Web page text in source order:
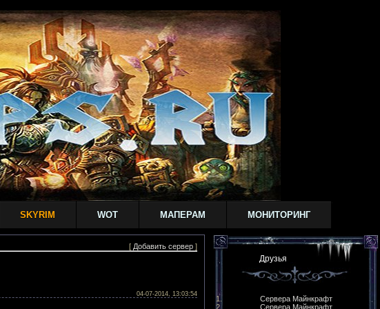
SKYRIM WOT МАПЕРАМ МОНИТОРИНГ
[ Добавить сервер ]
04-07-2014, 13:03:54
Друзья
Сервера Майнкрафт
Сервера Майнкрафт